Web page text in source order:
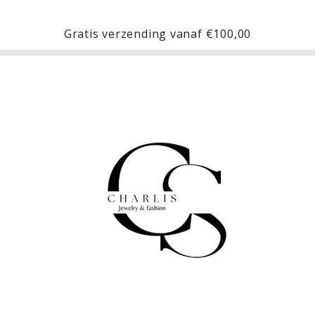
Gratis verzending vanaf €100,00